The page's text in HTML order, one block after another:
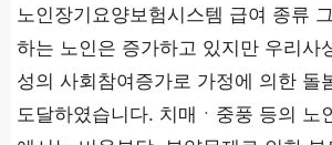
노인장기요양보험시스템 급여 종류
하는 노인은 증가하고 있지만 우리사
성의 사회참여증가로 가정에 의한 돌
도달하였습니다. 치매ㆍ중풍 등의 노